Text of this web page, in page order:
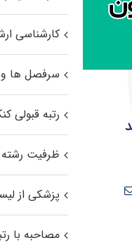
کارشناسی
سرفصل ها
رتبه قبولی
ظرفیت رشته
پزشکی از
مصاحبه با